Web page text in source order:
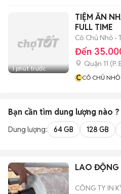
1 phút trước
TIỆM ĂN
FULL TIME
Cô Chủ Nhỏ -
Đến
Quận 11 (P.
CCÔ CHỦ
Bạn cần tìm dung lượng nào ?
Dung lượng: 64 GB 128 GB
LAO ĐỘNG
CÔNG TY IN